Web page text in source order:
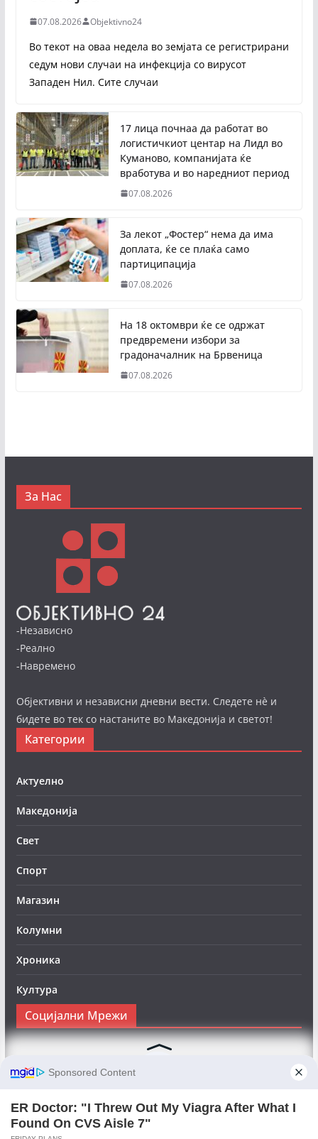
07.08.2026 Objektivno24
Во текот на оваа недела во земјата се регистрирани
седум нови случаи на инфекција со вирусот
Западен Нил. Сите случаи
17 лица почнаа да работат во
логистичкиот центар на Лидл во
Куманово, компанијата ќе
вработува и во наредниот период
07.08.2026
За лекот „Фостер“ нема да има
доплата, ќе се плаќа само
партиципација
07.08.2026
На 18 октомври ќе се одржат
предвремени избори за
градоначалник на Брвеница
07.08.2026
За Нас
-Независно
-Реално
-Навремено
Објективни и независни дневни вести. Следете нè и
бидете во тек со настаните во Македонија и светот!
Категории
Актуелно
Македонија
Свет
Спорт
Магазин
Колумни
Хроника
Култура
Социјални Мрежи
Следете нè на Фејсбук за да сте во тек со најновите